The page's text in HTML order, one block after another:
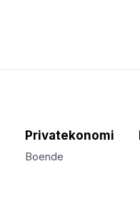
Privatekonomi
Boende